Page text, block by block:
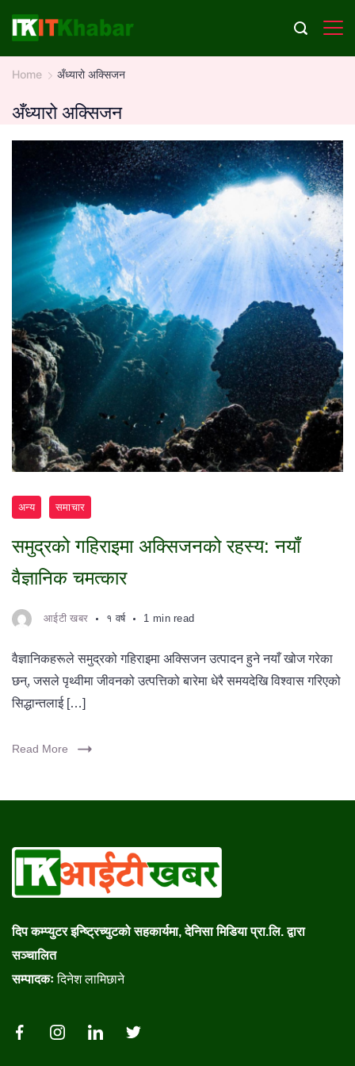
content
Home
अँध्यारो अक्सिजन
अँध्यारो अक्सिजन
अन्य समाचार
समुद्रको गहिराइमा अक्सिजनको रहस्य: नयाँ
वैज्ञानिक चमत्कार
आईटी खबर १ वर्ष 1 min read
वैज्ञानिकहरूले समुद्रको गहिराइमा अक्सिजन उत्पादन हुने नयाँ खोज गरेका
छन्, जसले पृथ्वीमा जीवनको उत्पत्तिको बारेमा धेरै समयदेखि विश्वास गरिएको
सिद्धान्तलाई […]
Read More
दिप कम्प्युटर इन्ष्ट्रिच्युटको सहकार्यमा, देनिसा मिडिया प्रा.लि. द्वारा
सञ्चालित
सम्पादकःदिनेश लामिछाने